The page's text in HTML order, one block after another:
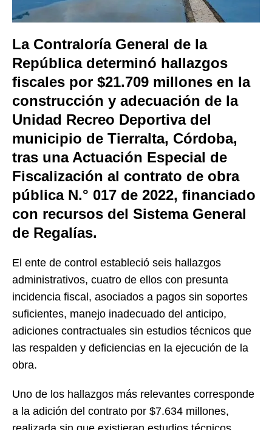
La Contraloría General de la
República determinó hallazgos
fiscales por $21.709 millones en la
construcción y adecuación de la
Unidad Recreo Deportiva del
municipio de Tierralta, Córdoba,
tras una Actuación Especial de
Fiscalización al contrato de obra
pública N.° 017 de 2022, financiado
con recursos del Sistema General
de Regalías.
El ente de control estableció seis hallazgos
administrativos, cuatro de ellos con presunta
incidencia fiscal, asociados a pagos sin soportes
suficientes, manejo inadecuado del anticipo,
adiciones contractuales sin estudios técnicos que
las respalden y deficiencias en la ejecución de la
obra.
Uno de los hallazgos más relevantes corresponde
a la adición del contrato por $7.634 millones,